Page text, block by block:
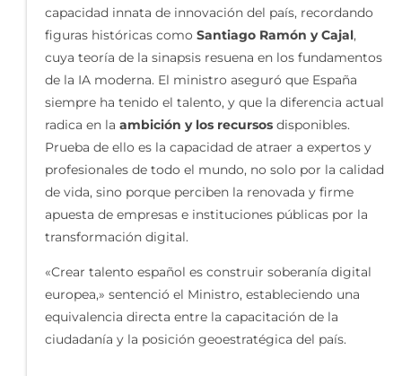
capacidad innata de innovación del país, recordando
figuras históricas como Santiago Ramón y Cajal,
cuya teoría de la sinapsis resuena en los fundamentos
de la IA moderna. El ministro aseguró que España
siempre ha tenido el talento, y que la diferencia actual
radica en la ambición y los recursos disponibles.
Prueba de ello es la capacidad de atraer a expertos y
profesionales de todo el mundo, no solo por la calidad
de vida, sino porque perciben la renovada y firme
apuesta de empresas e instituciones públicas por la
transformación digital.
«Crear talento español es construir soberanía digital
europea,» sentenció el Ministro, estableciendo una
equivalencia directa entre la capacitación de la
ciudadanía y la posición geoestratégica del país.